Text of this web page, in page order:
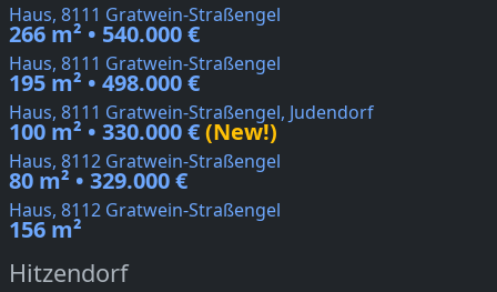
Haus, 8111 Gratwein-Straßengel
266 m² • 540.000 €
Haus, 8111 Gratwein-Straßengel
195 m² • 498.000 €
Haus, 8111 Gratwein-Straßengel, Judendorf
100 m² • 330.000 €(New!)
Haus, 8112 Gratwein-Straßengel
80 m² • 329.000 €
Haus, 8112 Gratwein-Straßengel
156 m²
Hitzendorf